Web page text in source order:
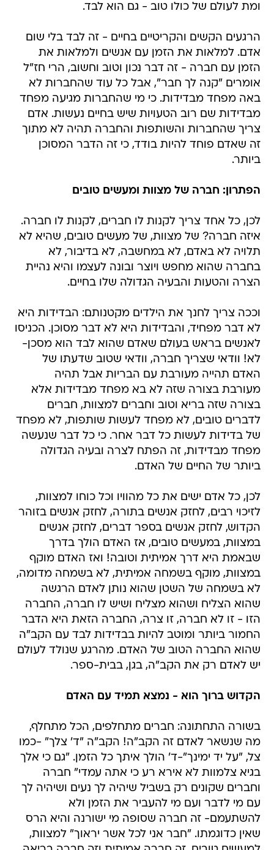
ומת לעולם של כולו טוב - גם הוא לבד.
הרגעים הקשים והקריטיים בחיים - זה לבד בלי שום
אדם. למלאות את הזמן עם אנשים ולמלאות את
הזמן עם חברה - זה דבר נכון וטוב וחשוב, הרי חז"ל
אומרים "קנה לך חבר", אבל כל עוד שהחברות לא
באה מפחד מבדידות. כי מי שהחברות מגיעה מפחד
מבדידות שם רוב הטעויות שיש בחיים נעשות. אדם
צריך שהחברות והשותפות והחברה תהיה לא מתוך
זה שאדם פוחד להיות בודד, כי זה הדבר המסוכן
ביותר.
הפתרון: חברה של מצוות ומעשים טובים
לכן, כל אחד צריך לקנות לו חברים, לקנות לו חברה.
איזה חברה? של מצוות, של מעשים טובים, שהיא לא
תלויה לא באדם, לא במחשבה, לא בדיבור, לא
בחברה שהוא מחפש ויוצר ובונה לעצמו והיא נהיית
הצרה והטעות והבעיה הגדולה שלו בחיים.
וככה צריך לחנך את הילדים מקטנותם: הבדידות היא
לא דבר מפחיד, והבדידות היא לא דבר מסוכן. הכניסו
לאנשים בראש בעולם שאדם שהוא לבד הוא מסכן-
לא! וודאי שצריך חברה, וודאי שטוב שדעתו של
האדם תהייה מעורבת עם הבריות אבל תהיה
מעורבת בצורה שזה לא בא מפחד מבדידות אלא
בצורה שזה בריא וטוב וחברים למצוות, חברים
לדברים טובים, לא מפחד לעשות שותפות, לא מפחד
של בדידות לעשות כל דבר אחר. כי כל דבר שנעשה
מפחד מבדידות, זה הפתח לצרה ובעיה הגדולה
ביותר של החיים של האדם.
לכן, כל אדם ישים את כל מהוויו וכל כוחו למצוות,
לזיכוי רבים, לחזק אנשים בתורה, לחזק אנשים בזוהר
הקדוש, לחזק אנשים בספר דברים, לחזק אנשים
במצוות, במעשים טובים, אז האדם הולך בדרך
שבאמת היא דרך אמיתית וטובה! ואז האדם מוקף
במצוות, מוקף בשמחה אמיתית, לא בשמחה מדומה,
לא בשמחה של השטן שהוא נותן לאדם הרגשה
שהוא הצליח ושהוא מצליח ושיש לו חברה, החברה
הזו - זו לא חברה, זו צרה, החברה הזאת היא הדבר
החמור ביותר ומוטב להיות בבדידות לבד עם הקב"ה
שהוא החברה הטוב של האדם. מהרגע שנולד לעולם
יש לאדם רק את הקב"ה, בגן, בבית-ספר.
הקדוש ברוך הוא - נמצא תמיד עם האדם
בשורה התחתונה: חברים מתחלפים, הכל מתחלף,
מה שנשאר לאדם זה הקב"ה! הקב"ה "ד' צלך" -כמו
צל, "על יד ימינך"-ד' הולך איתך כל הזמן. "גם כי אלך
בגיא צלמוות לא אירא רע כי אתה עמדי" חברה
וחברים שקונים רק בשביל שיהיה לך נעים ושיהיה לך
עם מי לדבר ועם מי להעביר את הזמן ולא
להשתעמם- זה חברה שסופה מי ישורנה והיא הרס
שאין כדוגמתו. "חבר אני לכל אשר יראוך" למצוות,